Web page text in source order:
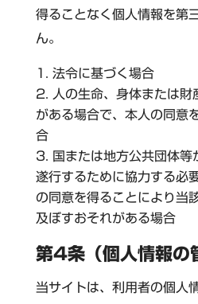
得ることなく個人情報を第
ん。
法令に基づく場合
人の生命、身体または
がある場合で、本人の同意
合
国または地方公共団体等
遂行するために協力する必
の同意を得ることにより当
及ぼすおそれがある場合
第4条（個人情報の
当サイトは、利用者の個人